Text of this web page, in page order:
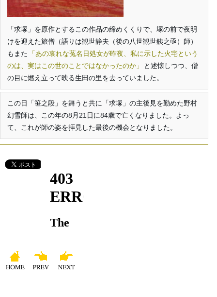
「求塚」を原作とするこの作品の締めくくりで、塚の前で夜明
けを迎えた旅僧（語りは観世静夫（後の八世観世銕之亟）師）
もまた
あの哀れな菟名日処女が昨夜、私に示した火宅という
のは、実はこの世のことではなかったのか
と述懐しつつ、僧
の目に燃え立って映る生田の里を去っていました。
この日「笹之段」を舞うと共に「求塚」の主後見を勤めた野村
幻雪師は、この年の8月21日に84歳で亡くなりました。よっ
て、これが師の姿を拝見した最後の機会となりました。